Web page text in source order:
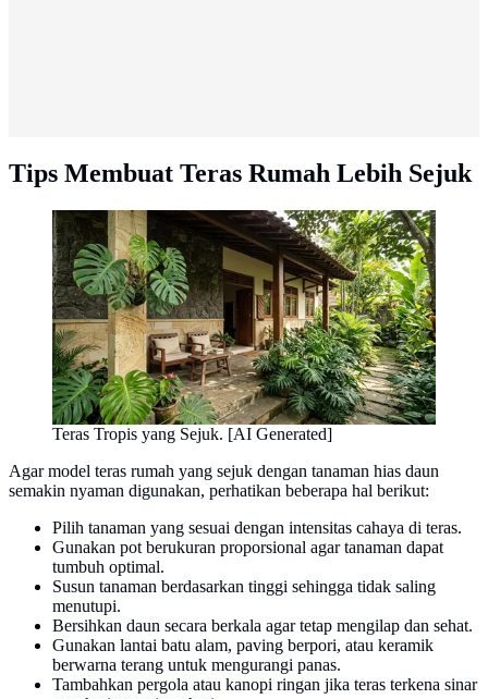
Tips Membuat Teras Rumah Lebih Sejuk
Teras Tropis yang Sejuk. [AI Generated]
Agar model teras rumah yang sejuk dengan tanaman hias daun
semakin nyaman digunakan, perhatikan beberapa hal berikut:
Pilih tanaman yang sesuai dengan intensitas cahaya di teras.
Gunakan pot berukuran proporsional agar tanaman dapat
tumbuh optimal.
Susun tanaman berdasarkan tinggi sehingga tidak saling
menutupi.
Bersihkan daun secara berkala agar tetap mengilap dan sehat.
Gunakan lantai batu alam, paving berpori, atau keramik
berwarna terang untuk mengurangi panas.
Tambahkan pergola atau kanopi ringan jika teras terkena sinar